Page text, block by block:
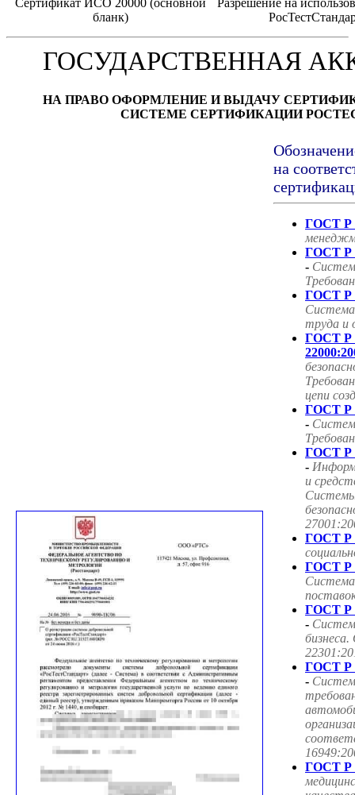
бланк)
ГОСУДАРСТВЕННАЯ
НА ПРАВО ОФОРМЛЕНИЕ И ВЫДАЧУ
СИСТЕМЕ СЕРТИФИКАЦИИ
на
ГОСТ Р
ГОСТ Р
-
ГОСТ Р
труда и
ГОСТ
цепи
ГОСТ Р
-
ГОСТ Р
-
и
ГОСТ Р
ГОСТ Р
ГОСТ Р
-
ГОСТ Р
-
ГОСТ Р